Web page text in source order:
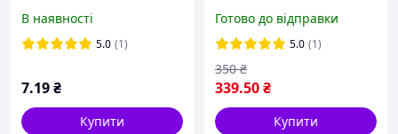
мм), конус Луер
В наявності
5.0 (1)
7.19₴
Купити
100 штук
Готово до відправки
5.0 (1)
339.50₴
350 ₴
Купити